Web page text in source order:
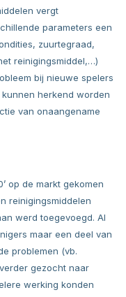
vergt
parameters een
zuurtegraad,
reinigingsmiddel,…)
bij nieuwe spelers
herkend worden
van onaangename
op de markt gekomen
reinigingsmiddelen
werd toegevoegd. Al
maar een deel van
problemen (vb.
gezocht naar
werking konden